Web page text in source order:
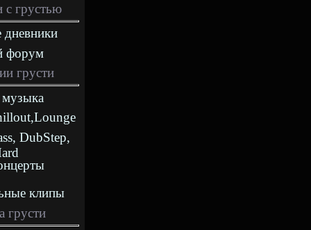
с грустью
дневники
форум
грусти
музыка
DubStep,
клипы
грусти